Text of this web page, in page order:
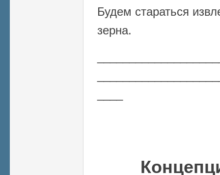
Будем стараться
зерна.